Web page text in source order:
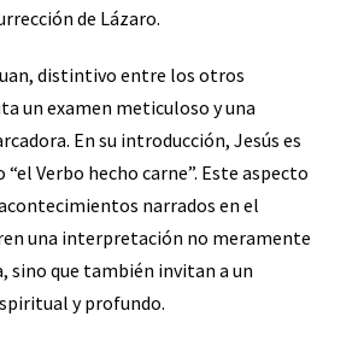
de Lázaro.
distintivo entre los otros
un examen meticuloso y una
En su introducción, Jesús es
Verbo hecho carne”. Este aspecto
narrados en el
una interpretación no meramente
sino que también invitan a un
y profundo.